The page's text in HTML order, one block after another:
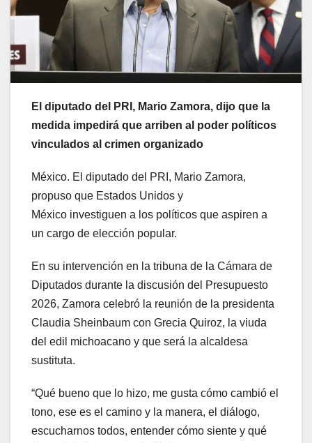
El diputado del PRI, Mario Zamora, dijo que la
medida impedirá que arriben al poder políticos
vinculados al crimen organizado
México. El diputado del PRI, Mario Zamora,
propuso que Estados Unidos y
México investiguen a los políticos que aspiren a
un cargo de elección popular.
En su intervención en la tribuna de la Cámara de
Diputados durante la discusión del Presupuesto
2026, Zamora celebró la reunión de la presidenta
Claudia Sheinbaum con Grecia Quiroz, la viuda
del edil michoacano y que será la alcaldesa
sustituta.
“Qué bueno que lo hizo, me gusta cómo cambió el
tono, ese es el camino y la manera, el diálogo,
escucharnos todos, entender cómo siente y qué